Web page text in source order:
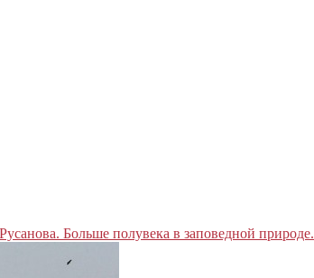
Больше полувека в заповедной природе.